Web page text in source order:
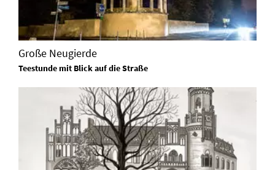
Große Neugierde
Teestunde mit Blick auf die Straße